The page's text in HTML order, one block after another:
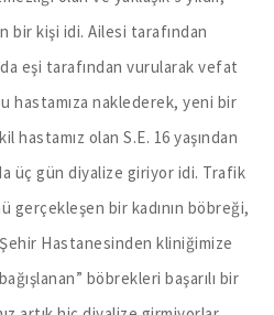
bir kişi idi. Ailesi tarafından
eşi tarafından vurularak vefat
hastamıza naklederek, yeni bir
hastamız olan S.E. 16 yaşından
üç gün diyalize giriyor idi. Trafik
gerçekleşen bir kadının böbreği,
Hastanesinden kliniğimize
böbrekleri başarılı bir